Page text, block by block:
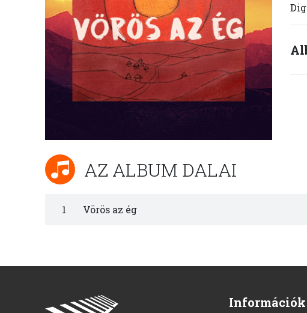
AZ ALBUM DALAI
1 Vörös az ég
Információk